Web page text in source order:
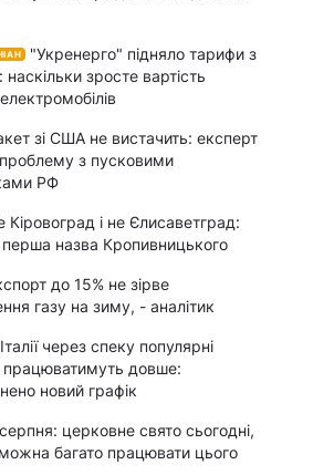
На АЕС у США
робітники знайшли 4-
там 40 мільйонів
"Укренерго" підняло тарифи з
наскільки зросте вартість
зі США не вистачить: експерт
з пусковими
РФ
Кіровоград і не Єлисаветград:
перша назва Кропивницького
до 15% не зірве
газу на зиму, - аналітик
через спеку популярні
працюватимуть довше:
новий графік
церковне свято сьогодні,
багато працювати цього